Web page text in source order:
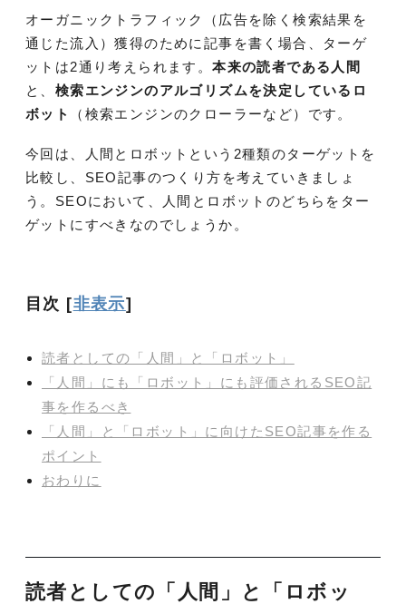
オーガニックトラフィック（広告を除く検索結果を
通じた流入）獲得のために記事を書く場合、ターゲ
ットは2通り考えられます。本来の読者である人間
と、 検索エンジンのアルゴリズムを決定しているロ
ボット
（検索エンジンのクローラーなど）です。
今回は、人間とロボットという2種類のターゲットを
比較し、SEO記事のつくり方を考えていきましょ
う。SEOにおいて、人間とロボットのどちらをター
ゲットにすべきなのでしょうか。
目次 [非表示]
読者としての「人間」と「ロボット」
「人間」にも「ロボット」にも評価されるSEO記
事を作るべき
「人間」と「ロボット」に向けたSEO記事を作る
ポイント
おわりに
読者としての「人間」と「ロボッ